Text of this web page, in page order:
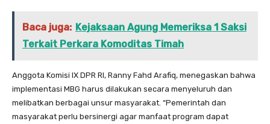
Baca juga: Kejaksaan Agung Memeriksa 1 Saksi
Terkait Perkara Komoditas Timah
Anggota Komisi IX DPR RI, Ranny Fahd Arafiq, menegaskan bahwa
implementasi MBG harus dilakukan secara menyeluruh dan
melibatkan berbagai unsur masyarakat. “Pemerintah dan
masyarakat perlu bersinergi agar manfaat program dapat